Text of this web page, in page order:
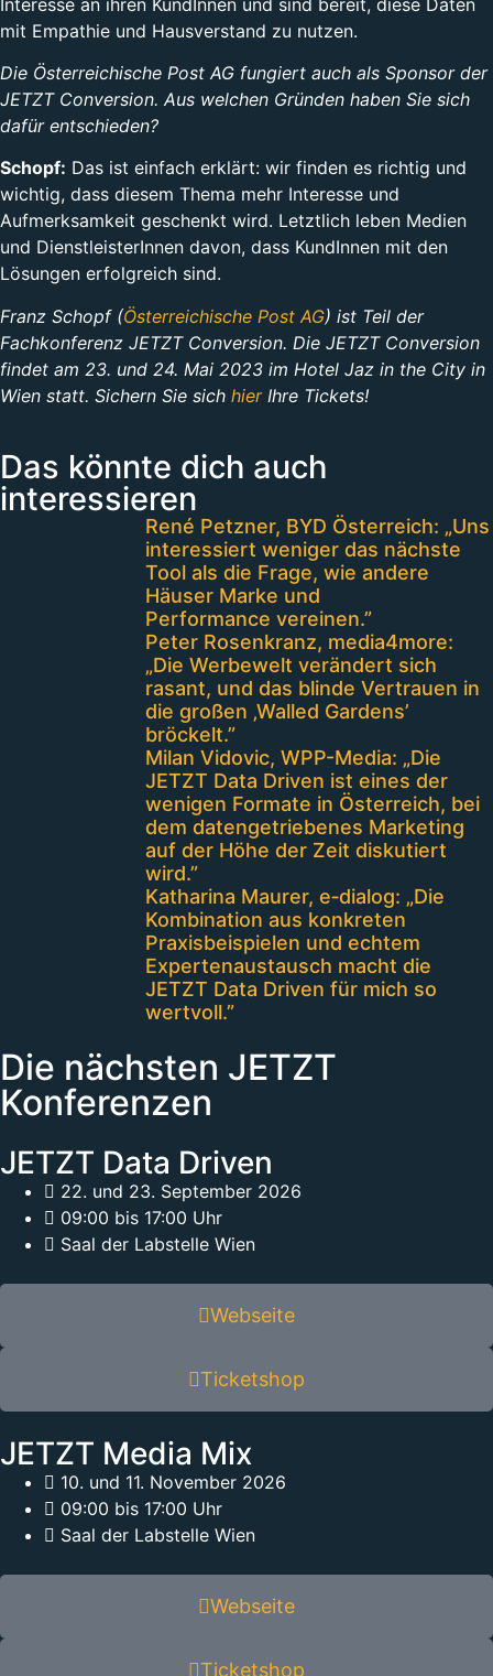
mit Empathie und Hausverstand zu nutzen.
Die Österreichische Post AG fungiert auch als Sponsor der
JETZT Conversion. Aus welchen Gründen haben Sie sich
dafür entschieden?
Schopf: Das ist einfach erklärt: wir finden es richtig und
wichtig, dass diesem Thema mehr Interesse und
Aufmerksamkeit geschenkt wird. Letztlich leben Medien
und DienstleisterInnen davon, dass KundInnen mit den
Lösungen erfolgreich sind.
Franz Schopf (Österreichische Post AG) ist Teil der
Fachkonferenz JETZT Conversion. Die JETZT Conversion
findet am 23. und 24. Mai 2023 im Hotel Jaz in the City in
Wien statt. Sichern Sie sich hierIhre Tickets!
Das könnte dich auch
interessieren
René Petzner, BYD Österreich: „Uns
interessiert weniger das nächste
Tool als die Frage, wie andere
Häuser Marke und
Performance vereinen.”
Peter Rosenkranz, media4more:
„Die Werbewelt verändert sich
rasant, und das blinde Vertrauen in
die großen ‚Walled Gardens’
bröckelt.”
Milan Vidovic, WPP-Media: „Die
JETZT Data Driven ist eines der
wenigen Formate in Österreich, bei
dem datengetriebenes Marketing
auf der Höhe der Zeit diskutiert
wird.”
Katharina Maurer, e‑dialog: „Die
Kombination aus konkreten
Praxisbeispielen und echtem
Expertenaustausch macht die
JETZT Data Driven für mich so
wertvoll.”
Die nächsten JETZT
Konferenzen
JETZT Data Driven
22. und 23. September 2026
09:00 bis 17:00 Uhr
Saal der Labstelle Wien
Webseite
Ticketshop
JETZT Media Mix
10. und 11. November 2026
09:00 bis 17:00 Uhr
Saal der Labstelle Wien
Webseite
Ticketshop